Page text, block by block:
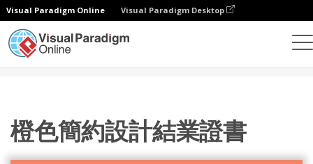
Visual Paradigm Online Visual Paradigm Desktop
橙色簡約設計結業證書